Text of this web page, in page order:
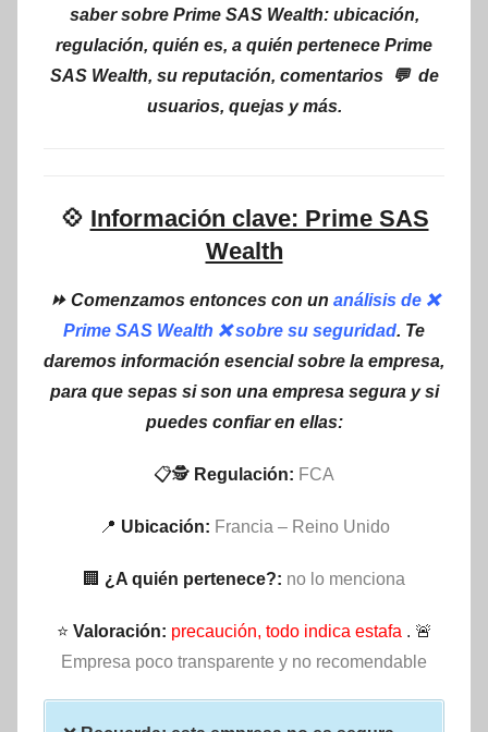
saber sobre Prime SAS Wealth: ubicación,
regulación, quién es, a quién pertenece Prime
SAS Wealth, su reputación, comentarios 💬 de
usuarios, quejas y más.
💠 Información clave: Prime SAS
Wealth
⏩ Comenzamos entonces con un análisis de ❌
Prime SAS Wealth ❌ sobre su seguridad. Te
daremos información esencial sobre la empresa,
para que sepas si son una empresa segura y si
puedes confiar en ellas:
📋🕵 Regulación: FCA
📍 Ubicación: Francia – Reino Unido
🏢 ¿A quién pertenece?: no lo menciona
⭐ Valoración: precaución, todo indica estafa . 🚨
Empresa poco transparente y no recomendable